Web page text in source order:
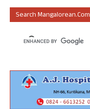
Search Mangalorean.com